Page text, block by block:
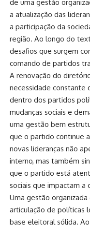
de uma gestão
a atualização das
a participação da
região. Ao longo do
desafios que surgem
comando de partidos
A renovação do
necessidade constante
dentro dos partidos
mudanças sociais e
uma gestão bem
que o partido continue
novas lideranças não
interno, mas também
que o partido está
sociais que impactam a
Uma gestão
articulação de políticas
base eleitoral sólida.